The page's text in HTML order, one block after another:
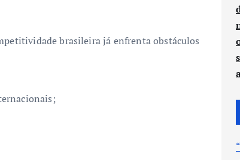
brasileira já enfrenta obstáculos